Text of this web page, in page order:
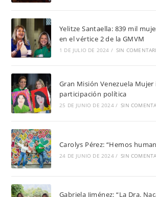
Yelitze Santaella: 839 mil
en el vértice 2 de la GMVM
1 DE JULIO DE 2024 / SIN
Gran Misión Venezuela
participación política
25 DE JUNIO DE 2024 / SIN
Carolys Pérez: “Hemos
24 DE JUNIO DE 2024 / SIN
Gabriela Jiménez: “La Dra.